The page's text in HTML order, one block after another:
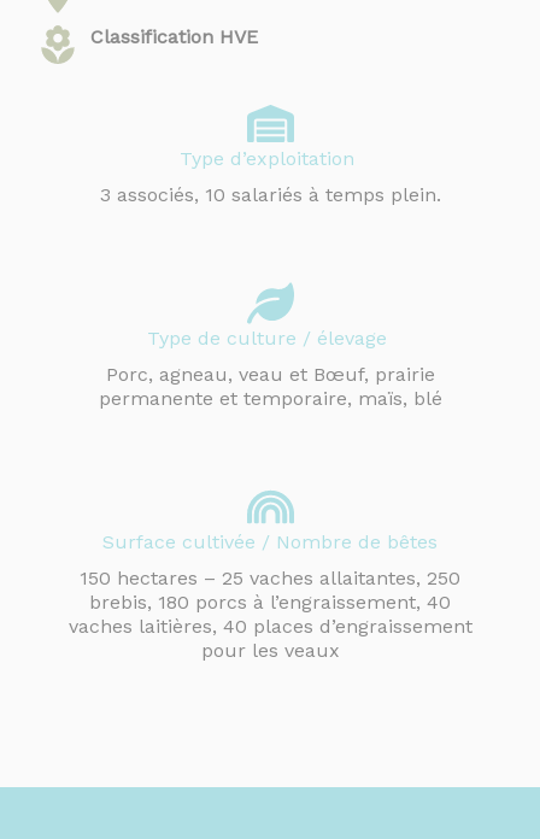
Classification HVE
Type d’exploitation
3 associés, 10 salariés à temps plein.
Type de culture / élevage
Porc, agneau, veau et Bœuf, prairie
permanente et temporaire, maïs, blé
Surface cultivée / Nombre de bêtes
150 hectares – 25 vaches allaitantes, 250
brebis, 180 porcs à l’engraissement, 40
vaches laitières, 40 places d’engraissement
pour les veaux